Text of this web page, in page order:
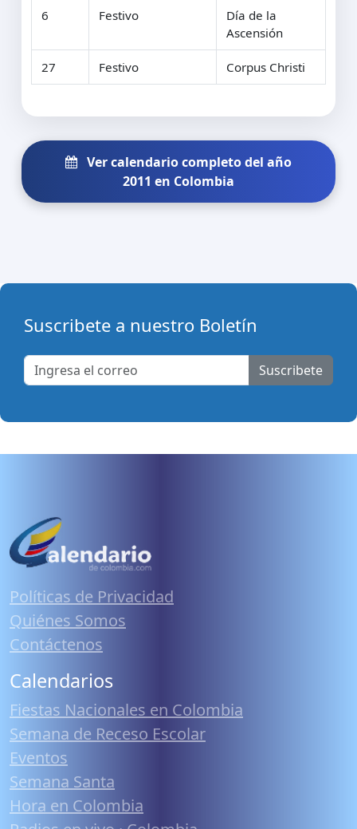
6 Festivo
Día de la
Ascensión
27 Festivo Corpus Christi
Ver calendario completo del año
2011 en Colombia
Suscribete a nuestro Boletín
Suscribete
Políticas de Privacidad
Quiénes Somos
Contáctenos
Calendarios
Fiestas Nacionales en Colombia
Semana de Receso Escolar
Eventos
Semana Santa
Hora en Colombia